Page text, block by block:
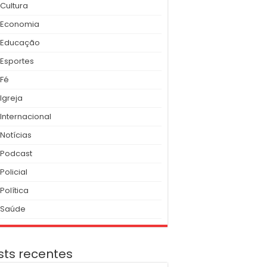
Cultura
Economia
Educação
Esportes
Fé
Igreja
Internacional
Notícias
Podcast
Policial
Política
Saúde
recentes